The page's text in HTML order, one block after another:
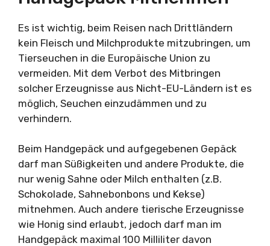
Es ist wichtig, beim Reisen nach Drittländern
kein Fleisch und Milchprodukte mitzubringen, um
Tierseuchen in die Europäische Union zu
vermeiden. Mit dem Verbot des Mitbringen
solcher Erzeugnisse aus Nicht-EU-Ländern ist es
möglich, Seuchen einzudämmen und zu
verhindern.
Beim Handgepäck und aufgegebenen Gepäck
darf man Süßigkeiten und andere Produkte, die
nur wenig Sahne oder Milch enthalten (z.B.
Schokolade, Sahnebonbons und Kekse)
mitnehmen. Auch andere tierische Erzeugnisse
wie Honig sind erlaubt, jedoch darf man im
Handgepäck maximal 100 Milliliter davon